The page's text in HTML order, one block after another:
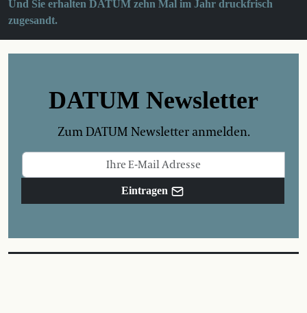
Und Sie erhalten DATUM zehn Mal im Jahr druckfrisch
zugesandt.
DATUM Newsletter
Zum DATUM Newsletter anmelden.
Eintragen